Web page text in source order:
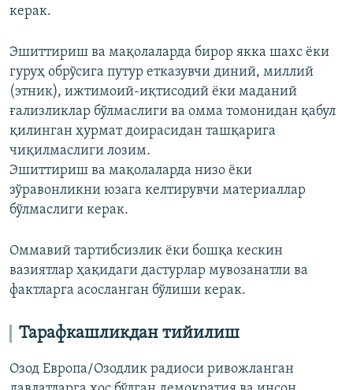
керак.
Эшиттириш ва мақолаларда бирор якка шахс ёки
гуруҳ обрўсига путур етказувчи диний, миллий
(этник), ижтимоий-иқтисодий ёки маданий
ғализликлар бўлмаслиги ва омма томонидан қабул
қилинган ҳурмат доирасидан ташқарига
чиқилмаслиги лозим.
Эшиттириш ва мақолаларда низо ёки
зўравонликни юзага келтирувчи материаллар
бўлмаслиги керак.
Оммавий тартибсизлик ёки бошқа кескин
вазиятлар ҳақидаги дастурлар мувозанатли ва
фактларга асосланган бўлиши керак.
Тарафкашликдан тийилиш
Озод Европа/Озодлик радиоси ривожланган